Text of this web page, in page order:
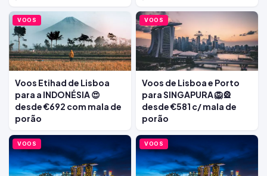
VOOS
Voos Etihad de Lisboa
para a INDONÉSIA 😍
desde €692 com mala de
porão
VOOS
Voos de Lisboa e Porto
para SINGAPURA 🦁🎡
desde €581 c/ mala de
porão
VOOS VOOS